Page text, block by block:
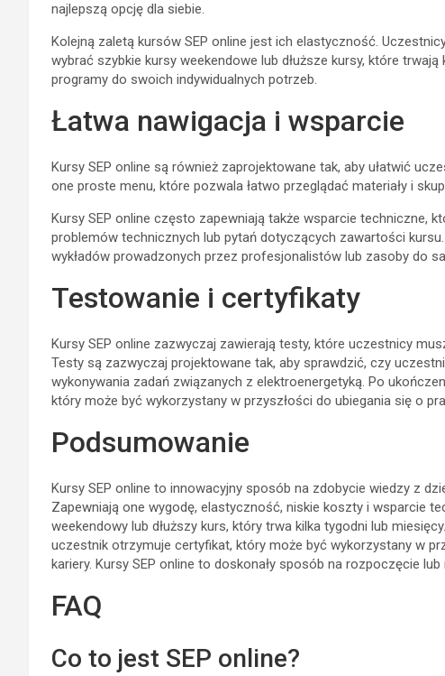
najlepszą opcję dla siebie.
Kolejną zaletą kursów SEP online jest ich elastyczność.
wybrać szybkie kursy weekendowe lub dłuższe kursy, które
programy do swoich indywidualnych potrzeb.
Łatwa nawigacja i wsparcie
Kursy SEP online są również zaprojektowane tak, aby ułatwić
one proste menu, które pozwala łatwo przeglądać materiały i
Kursy SEP online często zapewniają także wsparcie techniczne,
problemów technicznych lub pytań dotyczących zawartości
wykładów prowadzonych przez profesjonalistów lub zasoby do
Testowanie i certyfikaty
Kursy SEP online zazwyczaj zawierają testy, które uczestnicy
Testy są zazwyczaj projektowane tak, aby sprawdzić, czy
wykonywania zadań związanych z elektroenergetyką. Po
który może być wykorzystany w przyszłości do ubiegania się o
Podsumowanie
Kursy SEP online to innowacyjny sposób na zdobycie wiedzy z
Zapewniają one wygodę, elastyczność, niskie koszty i wsparcie
weekendowy lub dłuższy kurs, który trwa kilka tygodni lub
uczestnik otrzymuje certyfikat, który może być wykorzystany w
kariery. Kursy SEP online to doskonały sposób na rozpoczęcie
FAQ
Co to jest SEP online?